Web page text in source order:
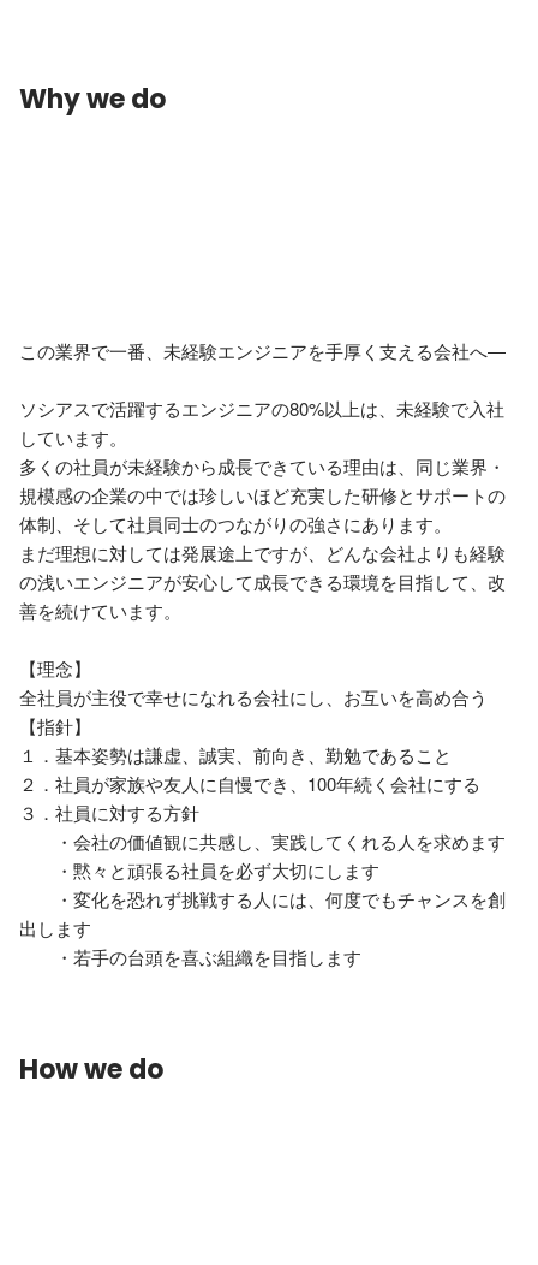
Why we do
この業界で一番、未経験エンジニアを手厚く支える会社へ―
ソシアスで活躍するエンジニアの80%以上は、未経験で入社
しています。
多くの社員が未経験から成長できている理由は、同じ業界・
規模感の企業の中では珍しいほど充実した研修とサポートの
体制、そして社員同士のつながりの強さにあります。
まだ理想に対しては発展途上ですが、どんな会社よりも経験
の浅いエンジニアが安心して成長できる環境を目指して、改
善を続けています。
【理念】
全社員が主役で幸せになれる会社にし、お互いを高め合う
【指針】
１．基本姿勢は謙虚、誠実、前向き、勤勉であること
２．社員が家族や友人に自慢でき、100年続く会社にする
３．社員に対する方針
・会社の価値観に共感し、実践してくれる人を求めます
・黙々と頑張る社員を必ず大切にします
・変化を恐れず挑戦する人には、何度でもチャンスを創
出します
・若手の台頭を喜ぶ組織を目指します
How we do